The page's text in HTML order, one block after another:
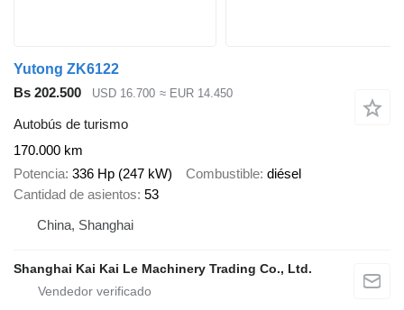
Yutong ZK6122
Bs 202.500
USD 16.700 ≈ EUR 14.450
Autobús de turismo
170.000 km
Potencia 336 Hp (247 kW) Combustible diésel
Cantidad de asientos 53
China, Shanghai
Shanghai Kai Kai Le Machinery Trading Co., Ltd.